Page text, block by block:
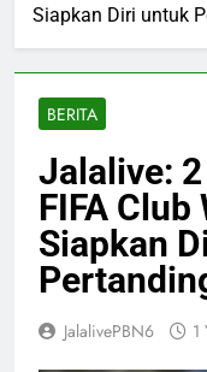
Siapkan Diri untuk
BERITA
Jalalive:
FIFA Club
Siapkan
JalalivePBN6 1